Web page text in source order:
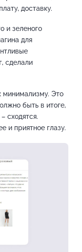
доставку.
и зеленого
для
сделали
минимализму. Это
быть в итоге,
сходятся.
и приятное глазу.